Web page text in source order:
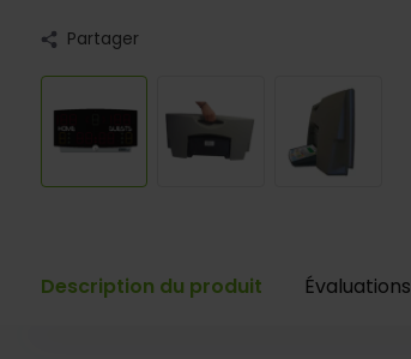
Partager
Description du produit Évaluations